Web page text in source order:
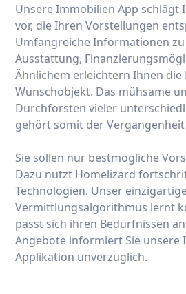
Unsere Immobilien App schlägt
vor, die Ihren Vorstellungen
Umfangreiche Informationen
Ausstattung,
Ähnlichem erleichtern Ihnen
Wunschobjekt. Das mühsame
Durchforsten vieler
gehört somit der Vergangenheit
Sie sollen nur bestmögliche
Dazu nutzt Homelizard
Technologien. Unser
Vermittlungsalgorithmus lernt
passt sich ihren Bedürfnissen
Angebote informiert Sie unsere
Applikation unverzüglich.